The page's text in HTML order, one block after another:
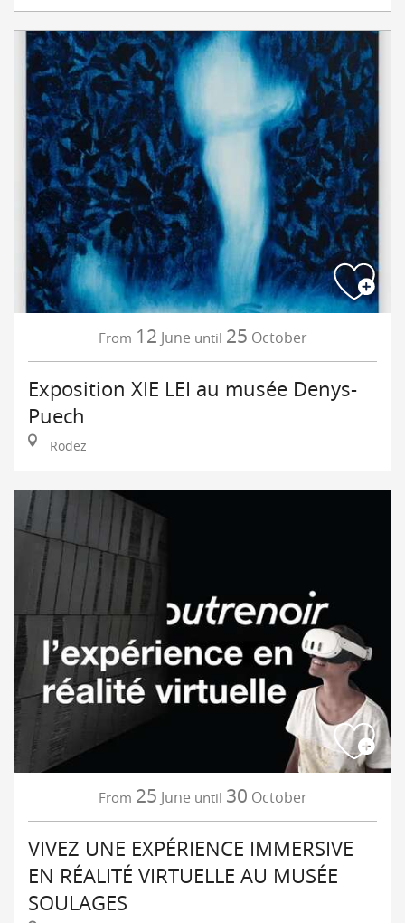
From 12 June until 25 October
Exposition XIE LEI au musée Denys-
Puech
Rodez
From 25 June until 30 October
VIVEZ UNE EXPÉRIENCE IMMERSIVE
EN RÉALITÉ VIRTUELLE AU MUSÉE
SOULAGES